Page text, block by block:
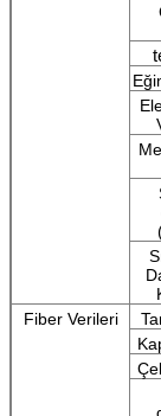
Fiber Verileri